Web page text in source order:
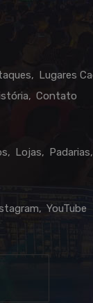
Lugares
Contato
Lojas Padarias
YouTube